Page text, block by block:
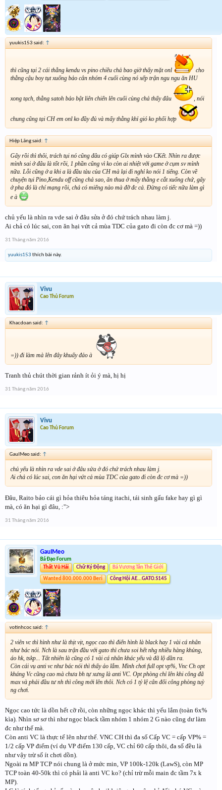
yuukis153 said: ↑
thì cũng tại 2 cái thằng kendu vs pino chiều chả bao giờ thấy mặt onl
cho
thằng cậu boy tụt xuống bảo cân nhóm 4 cuối cùng nó xếp trận ngu ngu ăn HU
xong tạch, thằng satoh bảo bật liên chiến lên cuối cùng chả thấy đâu , nói
chung cũng tại CH em onl ko đầy đủ và mấy thằng khỉ gió ko phối hợp
Hiệp Lãng said: ↑
Gãy rồi thì thôi, trách tụi nó cũng đâu có giúp Glx mình vào CKết. Nhìn ra được
mình sai ở đâu là tốt rồi, 1 phần cũng vì ko còn ai nhiệt với game ở cụm sv mình
nữa. Lỗi cũng ở a khi a là đầu tàu của CH mà lại đi nghỉ ko nói 1 tiếng. Còn về
chuyện tụi Pino,Kendu off cũng chả sao, ăn thua ở mấy thằng e cắt xuống chứ, gãy
ở pha đó là chí mạng rồi, chả có miếng nào mà đỡ đc cả. Đừng có tiếc nữa làm gì
e à
chủ yếu là nhìn ra vde sai ở đâu sửa ở đó chứ trách nhau làm j.
Ai chả có lúc sai, con ăn hại vứt cả mùa TDC của gato đi còn đc cơ mà =))
31 Tháng năm 2016
yuukis153 thích bài này.
Vivu
Cao Thủ Forum
Khacdoan said: ↑
=)) đi làm mà lên đây khuấy đảo à
Tranh thủ chút thời gian rảnh ít ỏi ý mà, hị hị
31 Tháng năm 2016
Vivu
Cao Thủ Forum
GauIMeo said: ↑
chủ yếu là nhìn ra vde sai ở đâu sửa ở đó chứ trách nhau làm j.
Ai chả có lúc sai, con ăn hại vứt cả mùa TDC của gato đi còn đc cơ mà =))
Đâu, Raito bảo cái gì hỏa thiêu hỏa táng itachi, tái sinh gấu fake hay gì gì
mà, có ăn hại gì đâu, :">
31 Tháng năm 2016
GauIMeo
Bá Đạo Forum
Thất Vũ Hải
Chữ Ký Động Bá Vương Tân Thế Giới
Wanted 800.000.000 Beri Công Hội AE...GATO.S145
votinhcoc said: ↑
2 viên vc thì hình như là thịt vịt, ngọc cao thì điển hình là black hay 1 vài cá nhân
như bác nói. Nch là sau trận đầu với gato thì chưa soi hết nhg nhiều hàng khủng,
áo hk, tskp... Tất nhiên là cũng có 1 vài cá nhân khác yếu và đã lộ dần ra.
Còn cái vụ anti vc như bác nói thì thấy ảo lắm. Mình chơi full opt vp%, Vnc Ch opt
kháng Vc cũng cao mà chưa bh tự xưng là anti VC. Opt phòng chỉ lên khi công đã
max và phải đầu tư nh thì công mới lên thôi. Nch có 1 tỷ lệ cân đối công phòng tuỳ
ng chơi.
Ngọc cao tức là dồn hết cỡ rồi, còn những ngọc khác thì yếu lắm (toàn 6x%
kìa). Nhìn sơ sơ thì như ngọc black tầm nhóm 1 nhóm 2 G nào cũng dư làm
đc như thế mà.
Còn anti VC là thực tế lên như thế. VNC CH thì đa số Cấp VC = cấp VP% =
1/2 cấp VP điểm (ví dụ VP điểm 130 cấp, VC chỉ 60 cấp thôi, đa số đều là
như vậy trừ số ít chơi dồn).
Ngoài ra MP TCP nói chung là ở mức min, VP 100k-120k (LawS), còn MP
TCP toàn 40-50k thì có phải là anti VC ko? (chỉ trừ mỗi main đc tầm 7x k
MP).